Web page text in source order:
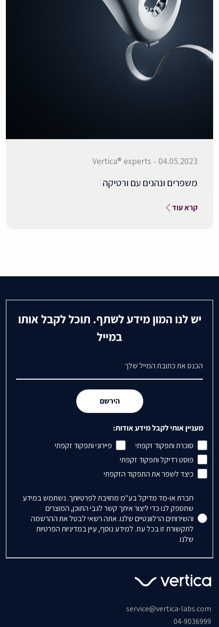
04.05.2023 - Vertica® experts
משפרים ונהנים עם ורטיקה
קרא עוד
יש לנו המון מידע לשתף. תוכל לקבל אותו
במייל
הירשם
מעניין אותי לקבל מידע אודות:
סוכרת ותפקוד זקפתי
פיירוני ותפקוד זקפתי
פוסט רדיקל ותפקוד זקפתי
כיצד לשפר את התפקוד הזקפתי
Accepts Marketing
חברת או-מד מדיקל בע"מ מחויבת לפרטיותך. נשתמש במידע
שתספק לנו כדי ליצור איתך קשר לגבי התוכן, המוצרים
והשירותים הרלוונטיים שלנו. אתה רשאי לבטל את ההרשמה
לתקשורת זו בכל עת. למידע נוסף, עיין במדיניות הפרטיות
שלנו.
service@vertica-labs.com
04-9036999